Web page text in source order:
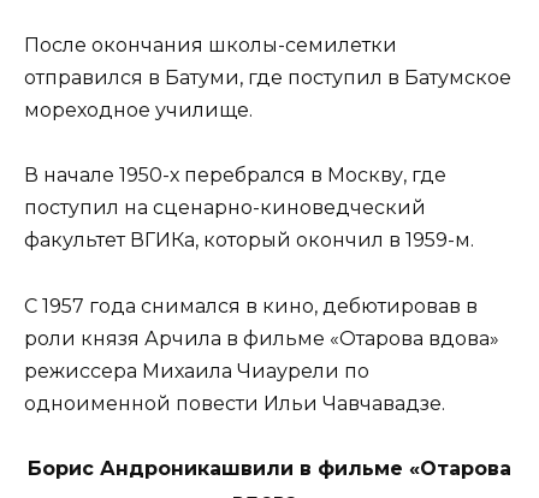
После окончания школы-семилетки
отправился в Батуми, где поступил в Батумское
мореходное училище.
В начале 1950-х перебрался в Москву, где
поступил на сценарно-киноведческий
факультет ВГИКа, который окончил в 1959-м.
С 1957 года снимался в кино, дебютировав в
роли князя Арчила в фильме «Отарова вдова»
режиссера Михаила Чиаурели по
одноименной повести Ильи Чавчавадзе.
Борис Андроникашвили в фильме «Отарова